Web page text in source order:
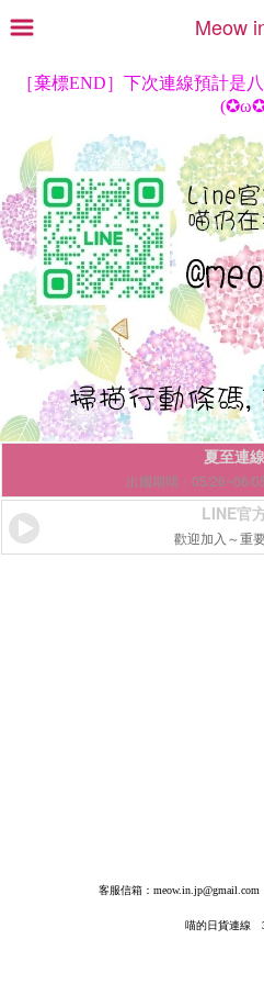
Meow
夏至連
出國期間：05/26~06/
LINE官
歡迎加入～重